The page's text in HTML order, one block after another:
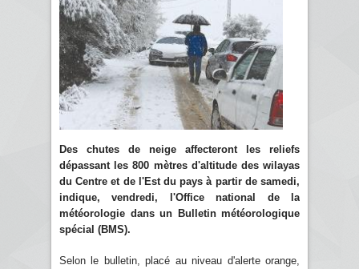
Des chutes de neige affecteront les reliefs
dépassant les 800 mètres d'altitude des wilayas
du Centre et de l'Est du pays à partir de samedi,
indique, vendredi, l'Office national de la
météorologie dans un Bulletin météorologique
spécial (BMS).
Selon le bulletin, placé au niveau d'alerte orange,